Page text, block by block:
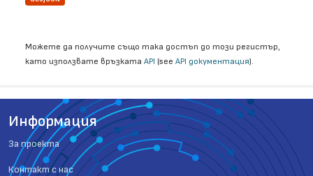
Можете да получите също така достъп до този регистър,
като използвате връзката API (see API документация).
Информация
За проекта
Контакт с нас